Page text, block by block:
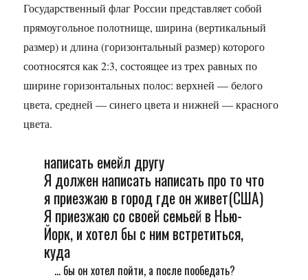
Государственный флаг России представляет собой
прямоугольное полотнище, ширина (вертикальный
размер) и длина (горизонтальный размер) которого
соотносятся как 2:3, состоящее из трех равных по
ширине горизонтальных полос: верхней — белого
цвета, средней — синего цвета и нижней — красного
цвета.
написать емейл другу
Я должен написать написать про то что
я приезжаю в город где он живет(США)
Я приезжаю со своей семьей в Нью-
Йорк, и хотел бы с ним встретиться,
куда
... бы он хотел пойти, а после пообедать?